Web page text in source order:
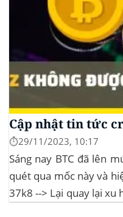
Cập nhật tin tức
⏱️29/11/2023, 10:17
Sáng nay BTC đã lên
quét qua mốc này và
37k8 --> Lại quay lại xu